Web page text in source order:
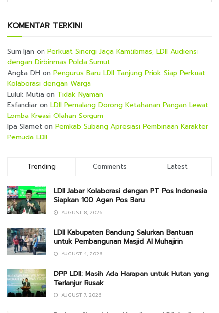
KOMENTAR TERKINI
Sum Ijan on Perkuat Sinergi Jaga Kamtibmas, LDII Audiensi
dengan Dirbinmas Polda Sumut
Angka DH on Pengurus Baru LDII Tanjung Priok Siap Perkuat
Kolaborasi dengan Warga
Luluk Mutia on Tidak Nyaman
Esfandiar on LDII Pemalang Dorong Ketahanan Pangan Lewat
Lomba Kreasi Olahan Sorgum
Ipa Slamet on Pemkab Subang Apresiasi Pembinaan Karakter
Pemuda LDII
Trending Comments Latest
LDII Jabar Kolaborasi dengan PT Pos Indonesia
Siapkan 100 Agen Pos Baru
AUGUST 8, 2026
LDII Kabupaten Bandung Salurkan Bantuan
untuk Pembangunan Masjid Al Muhajirin
AUGUST 4, 2026
DPP LDII: Masih Ada Harapan untuk Hutan yang
Terlanjur Rusak
AUGUST 7, 2026